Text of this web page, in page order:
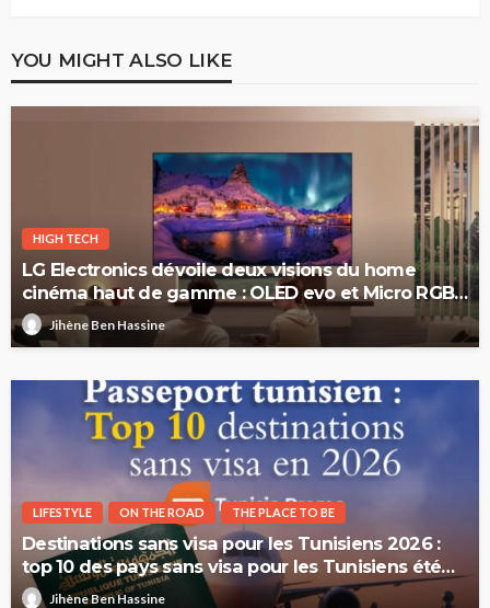
YOU MIGHT ALSO LIKE
HIGH TECH
LG Electronics dévoile deux visions du home
cinéma haut de gamme : OLED evo et Micro RGB
evoJihène Ben Hassine
LIFESTYLE ON THE ROAD THE PLACE TO BE
Destinations sans visa pour les Tunisiens 2026 :
top 10 des pays sans visa pour les Tunisiens été
2026Jihène Ben Hassine